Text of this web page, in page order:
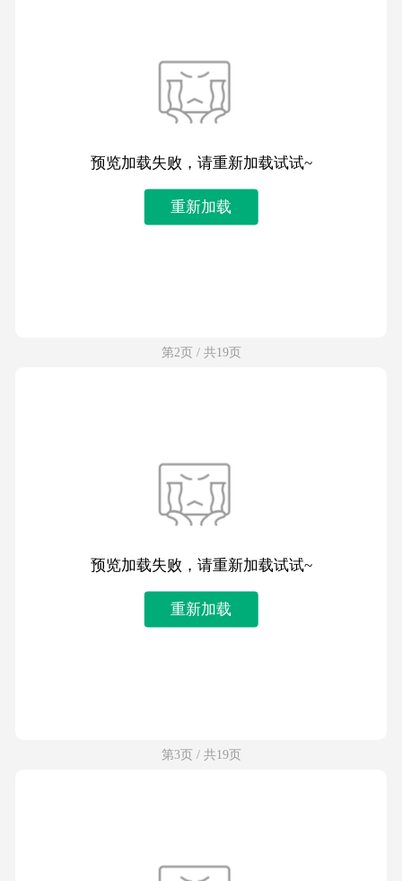
预览加载失败，请重新加载试试~
重新加载
第2页 / 共19页
预览加载失败，请重新加载试试~
重新加载
第3页 / 共19页